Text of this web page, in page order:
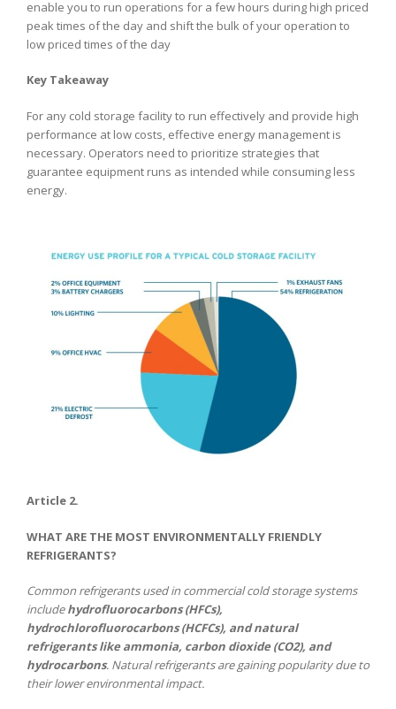
enable you to run operations for a few hours during high priced
peak times of the day and shift the bulk of your operation to
low priced times of the day
Key Takeaway
For any cold storage facility to run effectively and provide high
performance at low costs, effective energy management is
necessary. Operators need to prioritize strategies that
guarantee equipment runs as intended while consuming less
energy.
Article 2.
WHAT ARE THE MOST ENVIRONMENTALLY FRIENDLY
REFRIGERANTS?
Common refrigerants used in commercial cold storage systems
includehydrofluorocarbons (HFCs),
hydrochlorofluorocarbons (HCFCs), and natural
refrigerants like ammonia, carbon dioxide (CO2), and
hydrocarbons. Natural refrigerants are gaining popularity due to
their lower environmental impact.